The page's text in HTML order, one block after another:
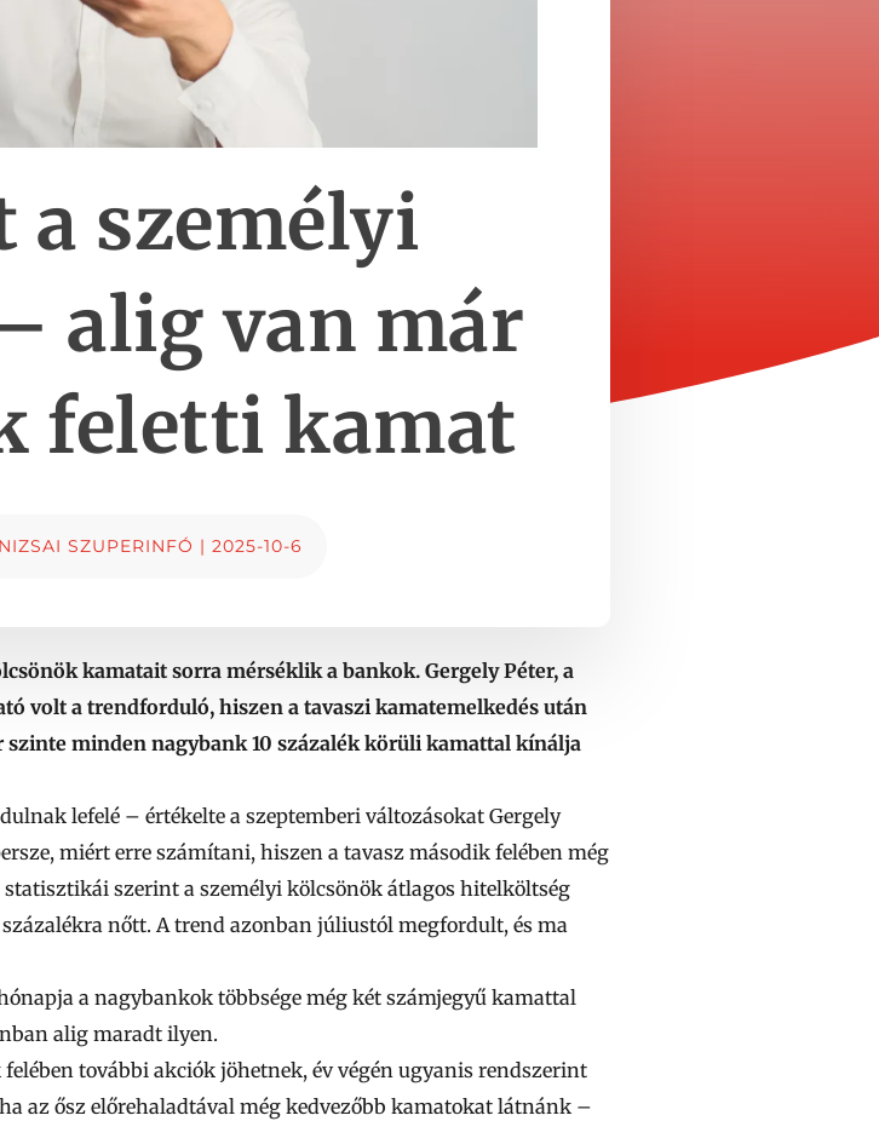
a személyi
alig van már
feletti kamat
SZUPERINFÓ | 2025-10-6
kamatait sorra mérséklik a bankok. Gergely Péter, a
volt a trendforduló, hiszen a tavaszi kamatemelkedés után
minden nagybank 10 százalék körüli kamattal kínálja
lefelé – értékelte a szeptemberi változásokat Gergely
miért erre számítani, hiszen a tavasz második felében még
szerint a személyi kölcsönök átlagos hitelköltség
nőtt. A trend azonban júliustól megfordult, és ma
a nagybankok többsége még két számjegyű kamattal
alig maradt ilyen.
további akciók jöhetnek, év végén ugyanis rendszerint
az ősz előrehaladtával még kedvezőbb kamatokat látnánk –